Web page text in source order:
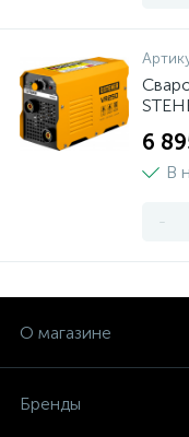
6
В
-
О магазине
Бренды